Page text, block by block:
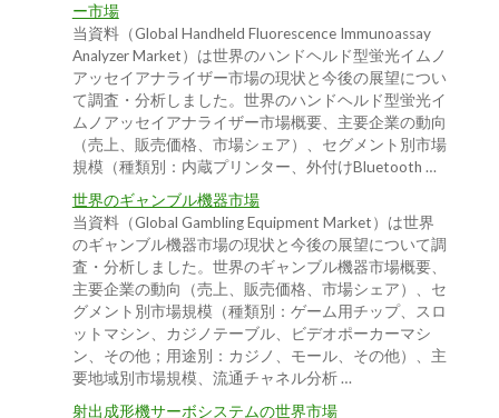
ー市場
当資料（Global Handheld Fluorescence Immunoassay
Analyzer Market）は世界のハンドヘルド型蛍光イムノ
アッセイアナライザー市場の現状と今後の展望につい
て調査・分析しました。世界のハンドヘルド型蛍光イ
ムノアッセイアナライザー市場概要、主要企業の動向
（売上、販売価格、市場シェア）、セグメント別市場
規模（種類別：内蔵プリンター、外付けBluetooth …
世界のギャンブル機器市場
当資料（Global Gambling Equipment Market）は世界
のギャンブル機器市場の現状と今後の展望について調
査・分析しました。世界のギャンブル機器市場概要、
主要企業の動向（売上、販売価格、市場シェア）、セ
グメント別市場規模（種類別：ゲーム用チップ、スロ
ットマシン、カジノテーブル、ビデオポーカーマシ
ン、その他；用途別：カジノ、モール、その他）、主
要地域別市場規模、流通チャネル分析 …
射出成形機サーボシステムの世界市場